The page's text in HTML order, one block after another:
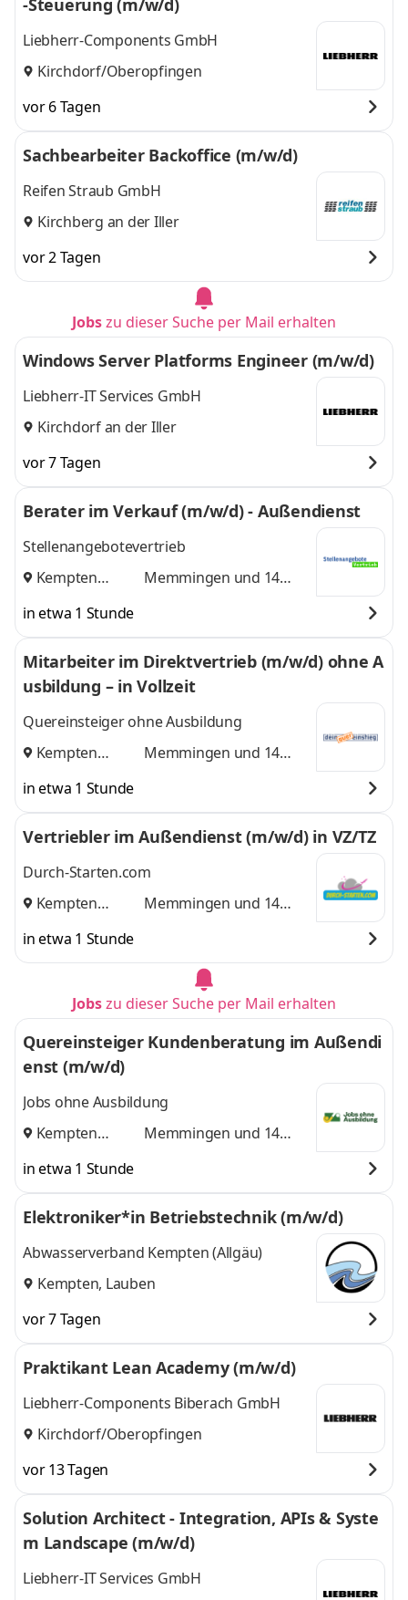
-Steuerung (m/w/d)
Liebherr-Components GmbH
Kirchdorf/Oberopfingen
vor 6 Tagen
Sachbearbeiter Backoffice (m/w/d)
Reifen Straub GmbH
Kirchberg an der Iller
vor 2 Tagen
Jobszu dieser Suche per Mail erhalten
Windows Server Platforms Engineer (m/w/d)
Liebherr-IT Services GmbH
Kirchdorf an der Iller
vor 7 Tagen
Berater im Verkauf (m/w/d) - Außendienst
Stellenangebotevertrieb
Kempten
Memmingen und 14
in etwa 1 Stunde
Mitarbeiter im Direktvertrieb (m/w/d) ohne A
usbildung – in Vollzeit
Quereinsteiger ohne Ausbildung
Kempten
Memmingen und 14
in etwa 1 Stunde
Vertriebler im Außendienst (m/w/d) in VZ/TZ
Durch-Starten.com
Kempten
Memmingen und 14
in etwa 1 Stunde
Jobszu dieser Suche per Mail erhalten
Quereinsteiger Kundenberatung im Außendi
enst (m/w/d)
Jobs ohne Ausbildung
Kempten
Memmingen und 14
in etwa 1 Stunde
Elektroniker*in Betriebstechnik (m/w/d)
Abwasserverband Kempten (Allgäu)
Kempten, Lauben
vor 7 Tagen
Praktikant Lean Academy (m/w/d)
Liebherr-Components Biberach GmbH
Kirchdorf/Oberopfingen
vor 13 Tagen
Solution Architect - Integration, APIs & Syste
m Landscape (m/w/d)
Liebherr-IT Services GmbH